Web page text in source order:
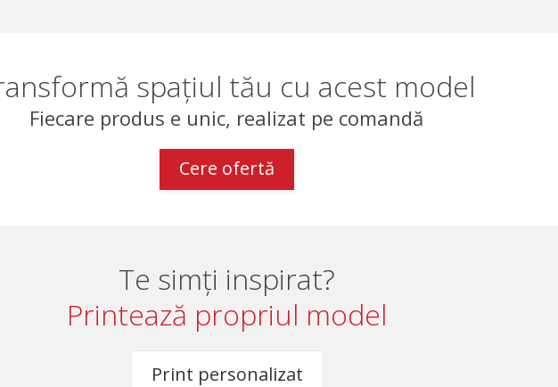
spațiul tău cu acest model
Fiecare produs e unic, realizat pe comandă
Cere ofertă
Te simți inspirat?
Printează propriul model
Print personalizat